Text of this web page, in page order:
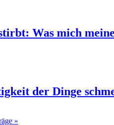
Was mich
der Dinge
»